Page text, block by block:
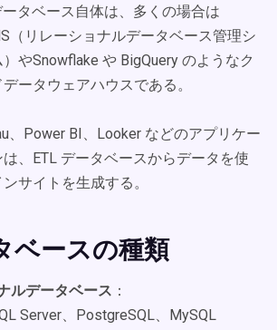
ータベース自体は、多くの場合は
（リレーショナルデータベース管理シ
やSnowflake や BigQuery のようなク
ータウェアハウスである。
、Power BI、Looker などのアプリケー
は、ETL データベースからデータを使
サイトを生成する。
ベースの種類
ルデータベース ：
Server、PostgreSQL、MySQL